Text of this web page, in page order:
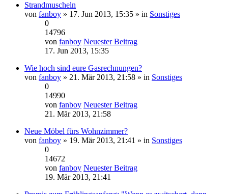
Strandmuscheln
von fanboy » 17. Jun 2013, 15:35 » in Sonstiges
0
14796
von fanboy Neuester Beitrag
17. Jun 2013, 15:35
Wie hoch sind eure Gasrechnungen?
von fanboy » 21. Mär 2013, 21:58 » in Sonstiges
0
14990
von fanboy Neuester Beitrag
21. Mär 2013, 21:58
Neue Möbel fürs Wohnzimmer?
von fanboy » 19. Mär 2013, 21:41 » in Sonstiges
0
14672
von fanboy Neuester Beitrag
19. Mär 2013, 21:41